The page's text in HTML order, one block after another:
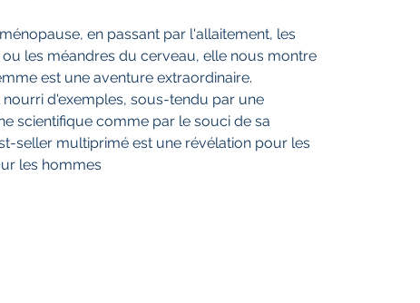
en passant par l'allaitement, les
les méandres du cerveau, elle nous montre
est une aventure extraordinaire.
d'exemples, sous-tendu par une
scientifique comme par le souci de sa
seller multiprimé est une révélation pour les
les hommes